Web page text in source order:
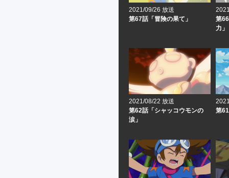
2021/09/26 放送
第67話「冒険の果て」
第
力」
2021/08/22 放送
第62話「シャッコウモンの
涙」
第